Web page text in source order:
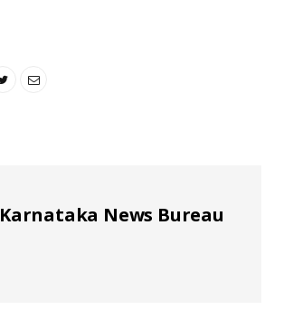
Karnataka News Bureau